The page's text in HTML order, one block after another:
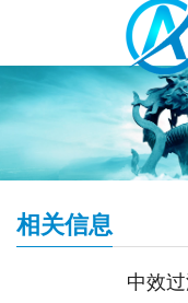
相关信息
中效